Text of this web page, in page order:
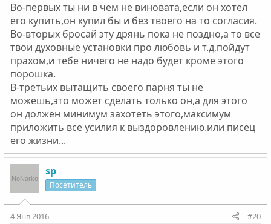
Во-первых ты ни в чем не виновата,если он хотел
его купить,он купил бы и без твоего на то согласия.
Во-вторых бросай эту дрянь пока не поздно,а то все
твои духовные установки про любовь и т.д,пойдут
прахом,и тебе ничего не надо будет кроме этого
порошка.
В-третьих вытащить своего парня ты не
можешь,это может сделать только он,а для этого
он должен минимум захотеть этого,максимум
приложить все усилия к выздоровлению.или писец
его жизни...
sp
Посетитель
4 Янв 2016 #20